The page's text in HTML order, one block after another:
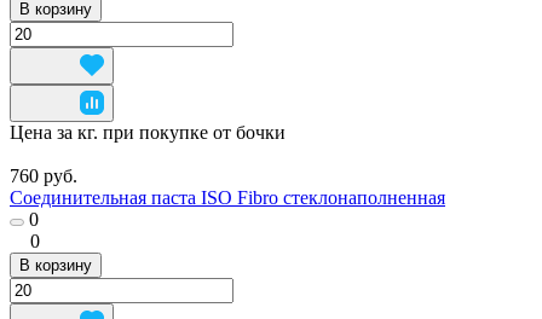
В корзину
Цена за кг. при покупке от бочки
760 руб.
Соединительная паста ISO Fibro стеклонаполненная
0
0
В корзину